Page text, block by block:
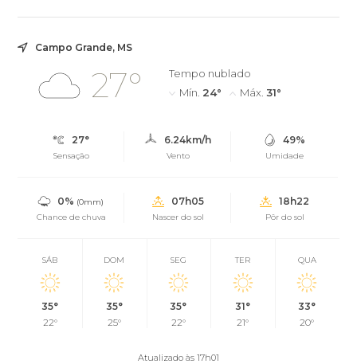
Campo Grande, MS
27°
Tempo nublado
Mín. 24° Máx. 31°
27°
Sensação
6.24km/h
Vento
49%
Umidade
0% (0mm)
Chance de chuva
07h05
Nascer do sol
18h22
Pôr do sol
SÁB
35°
22°
DOM
35°
25°
SEG
35°
22°
TER
31°
21°
QUA
33°
20°
Atualizado às 17h01